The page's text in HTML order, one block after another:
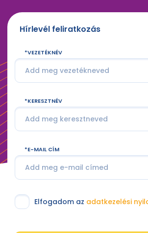
Hírlevél feliratkozás
VEZETÉKNÉV
KERESZTNÉV
E-MAIL CÍM
Elfogadom az adatkezelési